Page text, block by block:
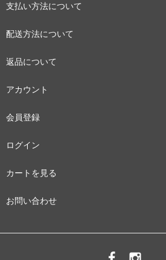
支払い方法について
配送方法について
返品について
アカウント
会員登録
ログイン
カートを見る
お問い合わせ